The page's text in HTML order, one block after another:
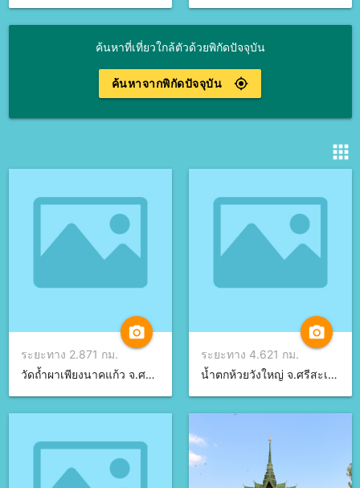
ค้นหาที่เที่ยวใกล้ตัวด้วยพิกัดปัจจุบัน
gps_fixed
ค้นหาจากพิกัดปัจจุบัน
apps
camera_alt
ระยะทาง 2.871 กม.
วัดถ้ำผาเพียงนาคแก้ว จ.ศรีสะเกษ
camera_alt
ระยะทาง 4.621 กม.
น้ำตกห้วยวังใหญ่ จ.ศรีสะเกษ